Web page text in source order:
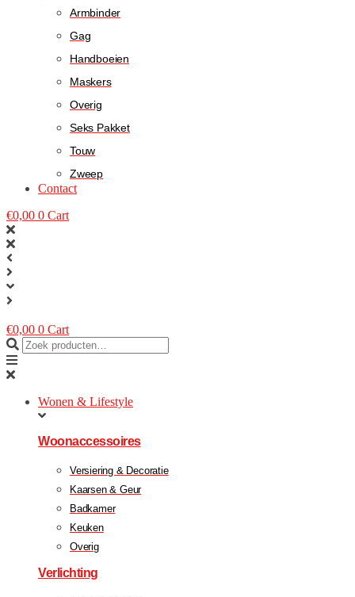
Armbinder
Gag
Handboeien
Maskers
Overig
Seks Pakket
Touw
Zweep
Contact
€0,00 0 Cart
€0,00 0 Cart
Wonen & Lifestyle
Woonaccessoires
Versiering & Decoratie
Kaarsen & Geur
Badkamer
Keuken
Overig
Verlichting